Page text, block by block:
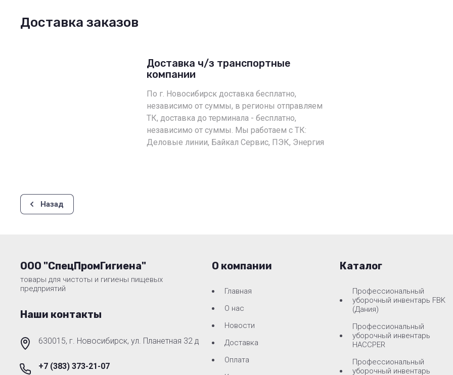
Доставка заказов
Доставка ч/з транспортные
компании
По г. Новосибирск доставка бесплатно,
независимо от суммы, в регионы отправляем
ТК, доставка до терминала - бесплатно,
независимо от суммы. Мы работаем с ТК:
Деловые линии, Байкал Сервис, ПЭК, Энергия
Назад
ООО "СпецПромГигиена"
товары для чистоты и гигиены пищевых
предприятий
Наши контакты
630015, г. Новосибирск, ул. Планетная 32 д
+7 (383) 373-21-07
О компании
Главная
О нас
Новости
Доставка
Оплата
Каталог
Профессиональный
уборочный инвентарь FBK
(Дания)
Профессиональный
уборочный инвентарь
HACCPER
Профессиональный
уборочный инвентарь